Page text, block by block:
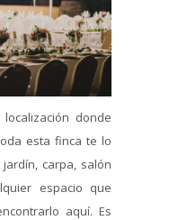
donde
esta finca te lo
carpa, salón
espacio que
aquí. Es